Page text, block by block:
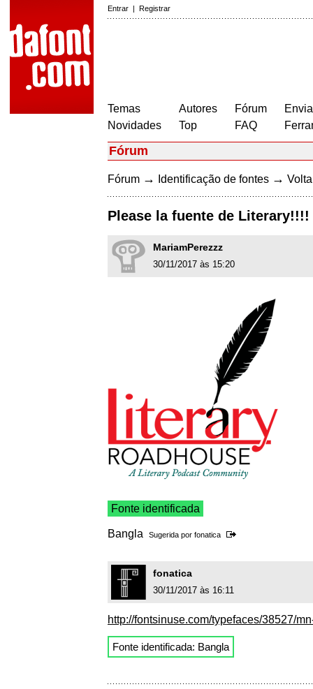
Entrar | Registrar
Temas
Novidades
Autores
Top
Fórum
FAQ
Fórum
Fórum → Identificação de fontes →
Please la fuente de Literary!!!!
MariamPerezzz
30/11/2017 às 15:20
Fonte identificada
Bangla Sugerida por fonatica
fonatica
30/11/2017 às 16:11
http://fontsinuse.com/typefaces/38527/
Fonte identificada: Bangla